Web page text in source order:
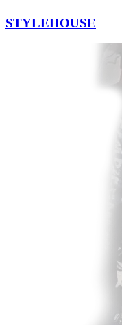
STYLEHOUSE